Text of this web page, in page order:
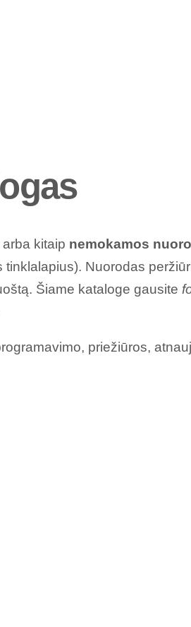
arba kitaip nemokamos
Nuorodas
Šiame kataloge gausite
priežiūros,